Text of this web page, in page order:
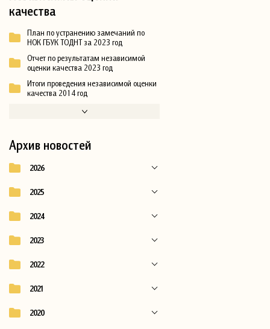
качества
План по устранению замечаний по
НОК ГБУК ТОДНТ за 2023 год
Отчет по результатам независимой
оценки качества 2023 год
Итоги проведения независимой оценки
качества 2014 год
Архив новостей
2026
2025
2024
2023
2022
2021
2020